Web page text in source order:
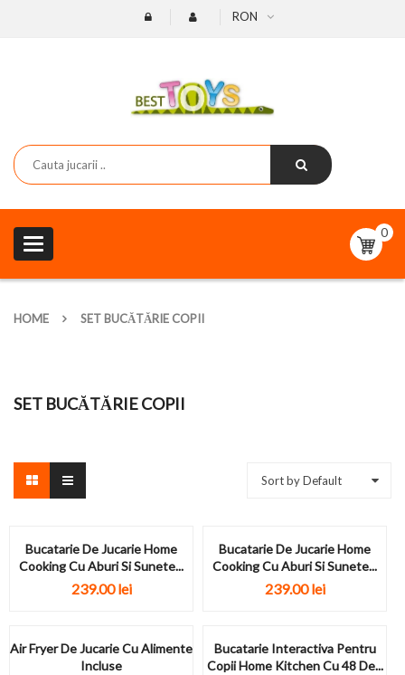
RON
Toggle
navigation
0
HOME SET BUCĂTĂRIE COPII
SET BUCĂTĂRIE COPII
Sort by Default
Bucatarie De Jucarie Home
Cooking Cu Aburi Si Sunete...
239.00lei
Bucatarie De Jucarie Home
Cooking Cu Aburi Si Sunete...
239.00lei
Air Fryer De Jucarie Cu Alimente
Incluse
Bucatarie Interactiva Pentru
Copii Home Kitchen Cu 48 De...